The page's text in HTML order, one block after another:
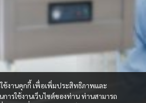
ช้งานคุกกี้ เพื่อเพิ่มประสิทธิภาพและ
ารใช้งานเว็บไซต์ของท่าน ท่านสามารถ